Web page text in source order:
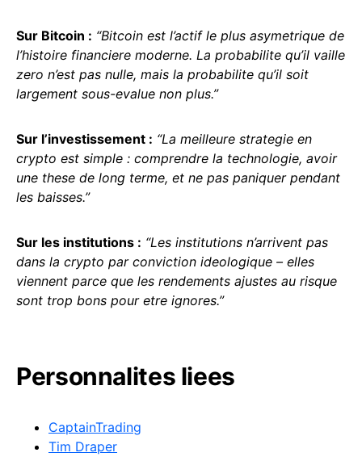
Sur Bitcoin : “Bitcoin est l’actif le plus asymetrique de
l’histoire financiere moderne. La probabilite qu’il vaille
zero n’est pas nulle, mais la probabilite qu’il soit
largement sous-evalue non plus.”
Sur l’investissement : “La meilleure strategie en
crypto est simple : comprendre la technologie, avoir
une these de long terme, et ne pas paniquer pendant
les baisses.”
Sur les institutions : “Les institutions n’arrivent pas
dans la crypto par conviction ideologique – elles
viennent parce que les rendements ajustes au risque
sont trop bons pour etre ignores.”
Personnalites liees
CaptainTrading
Tim Draper